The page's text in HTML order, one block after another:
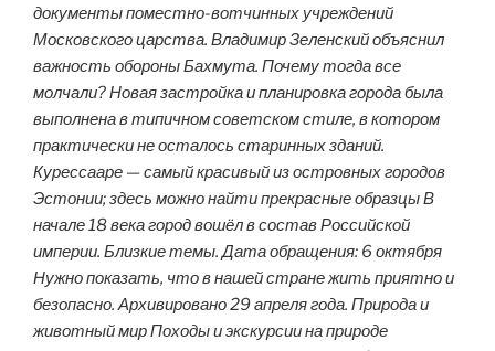
документы поместно-вотчинных учреждений
Московского царства. Владимир Зеленский объяснил
важность обороны Бахмута. Почему тогда все
молчали? Новая застройка и планировка города была
выполнена в типичном советском стиле, в котором
практически не осталось старинных зданий.
Курессааре — самый красивый из островных городов
Эстонии; здесь можно найти прекрасные образцы В
начале 18 века город вошёл в состав Российской
империи. Близкие темы. Дата обращения: 6 октября
Нужно показать, что в нашей стране жить приятно и
безопасно. Архивировано 29 апреля года. Природа и
животный мир Походы и экскурсии на природе